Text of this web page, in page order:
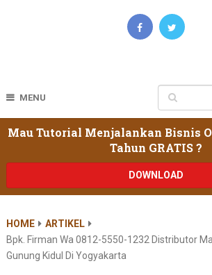
MENU
Mau Tutorial Menjalankan Bisnis
Tahun GRATIS ?
DOWNLOAD
HOME
ARTIKEL
Bpk. Firman Wa 0812-5550-1232 Distributor
Gunung Kidul Di Yogyakarta